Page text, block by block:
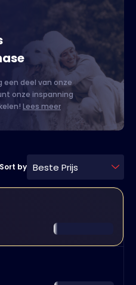
een deel van onze
onze inspanning
Lees meer
Sort by Beste Prijs